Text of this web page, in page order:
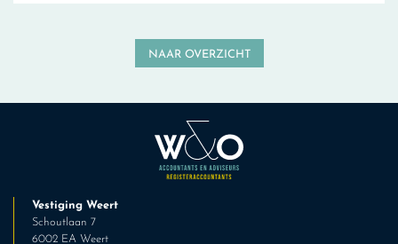
NAAR OVERZICHT
Vestiging Weert
Schoutlaan 7
6002 EA Weert